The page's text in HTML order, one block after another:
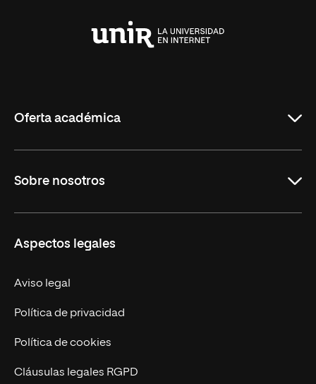
Oferta académica
Formación Continua
Carreras
Sobre nosotros
Trabaja en UNIR
Actualidad
Contáctanos
Aspectos legales
Aviso legal
Política de privacidad
Política de cookies
Cláusulas legales RGPD